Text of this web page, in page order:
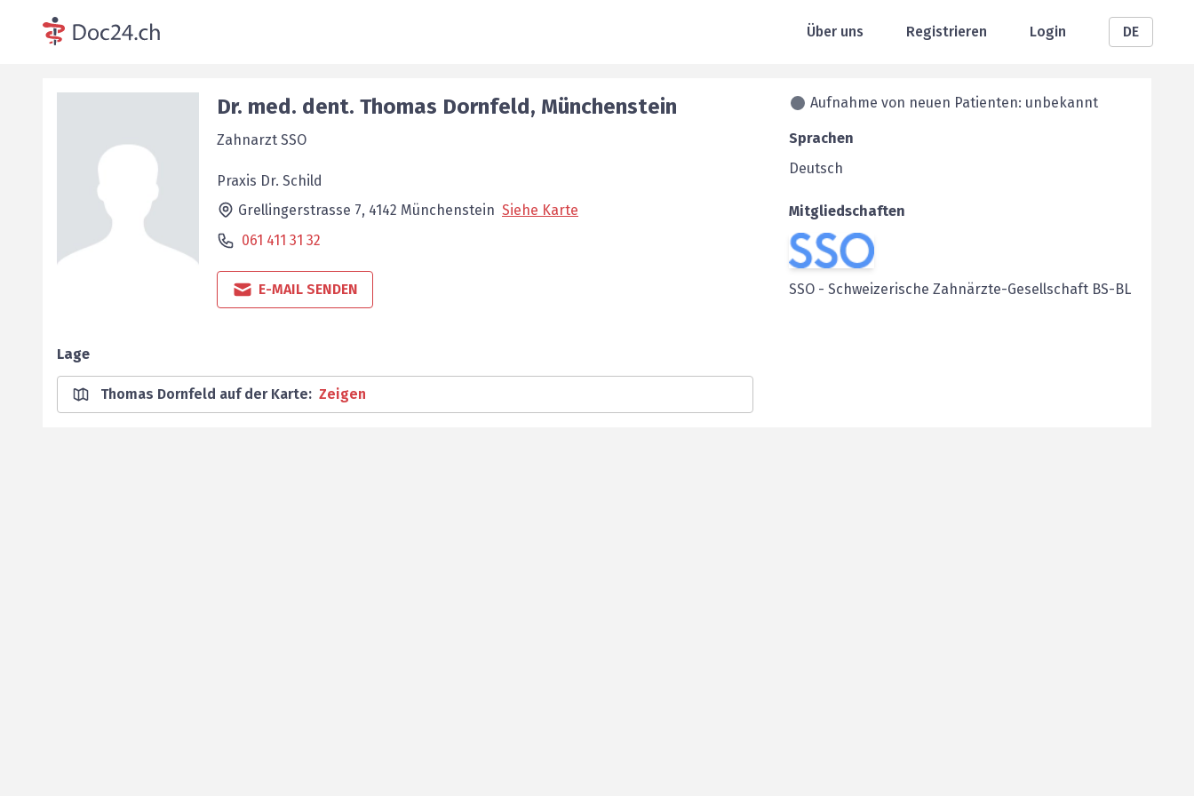
Über uns Registrieren Login DE
Dr. med. dent. Thomas Dornfeld, Münchenstein
Zahnarzt SSO
Praxis Dr. Schild
Grellingerstrasse 7, 4142 Münchenstein Siehe Karte
061 411 31 32
E-MAIL SENDEN
Lage
Thomas Dornfeld auf der Karte: Zeigen
Aufnahme von neuen Patienten: unbekannt
Sprachen
Deutsch
Mitgliedschaften
SSO - Schweizerische Zahnärzte-Gesellschaft BS-BL